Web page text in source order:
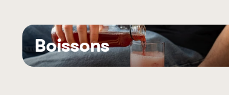
Boissons